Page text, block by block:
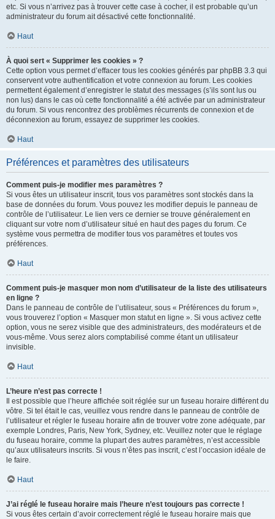
etc. Si vous n’arrivez pas à trouver cette case à cocher, il est probable qu’un
administrateur du forum ait désactivé cette fonctionnalité.
Haut
À quoi sert « Supprimer les cookies » ?
Cette option vous permet d’effacer tous les cookies générés par phpBB 3.3 qui
conservent votre authentification et votre connexion au forum. Les cookies
permettent également d’enregistrer le statut des messages (s’ils sont lus ou
non lus) dans le cas où cette fonctionnalité a été activée par un administrateur
du forum. Si vous rencontrez des problèmes récurrents de connexion et de
déconnexion au forum, essayez de supprimer les cookies.
Haut
Préférences et paramètres des utilisateurs
Comment puis-je modifier mes paramètres ?
Si vous êtes un utilisateur inscrit, tous vos paramètres sont stockés dans la
base de données du forum. Vous pouvez les modifier depuis le panneau de
contrôle de l’utilisateur. Le lien vers ce dernier se trouve généralement en
cliquant sur votre nom d’utilisateur situé en haut des pages du forum. Ce
système vous permettra de modifier tous vos paramètres et toutes vos
préférences.
Haut
Comment puis-je masquer mon nom d’utilisateur de la liste des utilisateurs
en ligne ?
Dans le panneau de contrôle de l’utilisateur, sous « Préférences du forum »,
vous trouverez l’option « Masquer mon statut en ligne ». Si vous activez cette
option, vous ne serez visible que des administrateurs, des modérateurs et de
vous-même. Vous serez alors comptabilisé comme étant un utilisateur
invisible.
Haut
L’heure n’est pas correcte !
Il est possible que l’heure affichée soit réglée sur un fuseau horaire différent du
vôtre. Si tel était le cas, veuillez vous rendre dans le panneau de contrôle de
l’utilisateur et régler le fuseau horaire afin de trouver votre zone adéquate, par
exemple Londres, Paris, New York, Sydney, etc. Veuillez noter que le réglage
du fuseau horaire, comme la plupart des autres paramètres, n’est accessible
qu’aux utilisateurs inscrits. Si vous n’êtes pas inscrit, c’est l’occasion idéale de
le faire.
Haut
J’ai réglé le fuseau horaire mais l’heure n’est toujours pas correcte !
Si vous êtes certain d’avoir correctement réglé le fuseau horaire mais que